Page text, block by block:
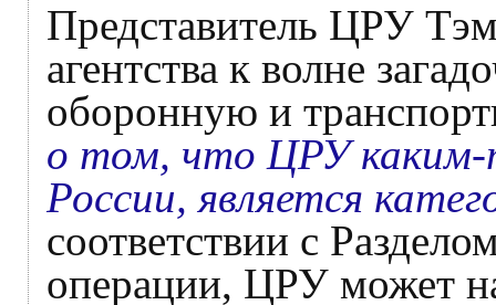
Представитель ЦРУ
агентства к волне
оборонную и
о том, что ЦРУ каким-
России, является
соответствии с
операции, ЦРУ может